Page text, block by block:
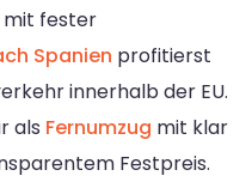
mit fester
Spanien profitierst
innerhalb der EU.
als Fernumzug mit klar
Festpreis.